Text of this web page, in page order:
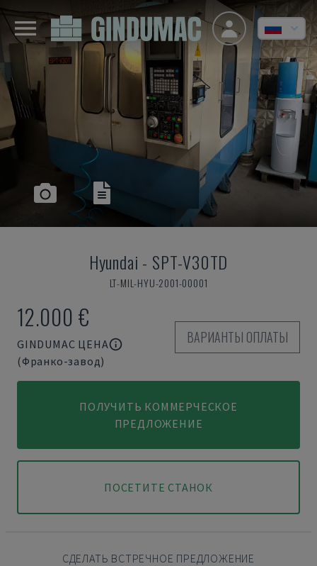
Hyundai - SPT-V30TD
LT-MIL-HYU-2001-00001
12.000 €
GINDUMAC ЦЕНА
(Франко-завод)
ВАРИАНТЫ ОПЛАТЫ
ПОЛУЧИТЬ КОММЕРЧЕСКОЕ
ПРЕДЛОЖЕНИЕ
ПОСЕТИТЕ СТАНОК
СДЕЛАТЬ ВСТРЕЧНОЕ ПРЕДЛОЖЕНИЕ